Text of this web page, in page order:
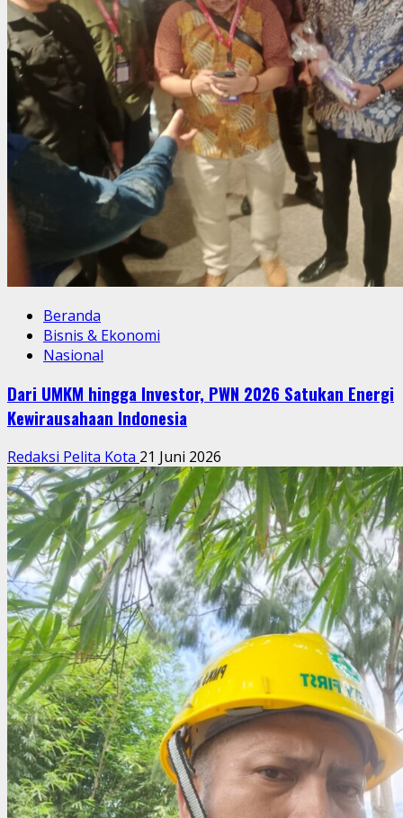
Beranda
Bisnis & Ekonomi
Nasional
Dari UMKM hingga Investor, PWN 2026 Satukan Energi
Kewirausahaan Indonesia
Redaksi Pelita Kota 21 Juni 2026